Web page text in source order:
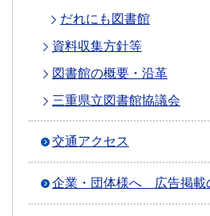
だれにも図書館
資料収集方針等
図書館の概要・沿革
三重県立図書館協議会
交通アクセス
企業・団体様へ 広告掲載